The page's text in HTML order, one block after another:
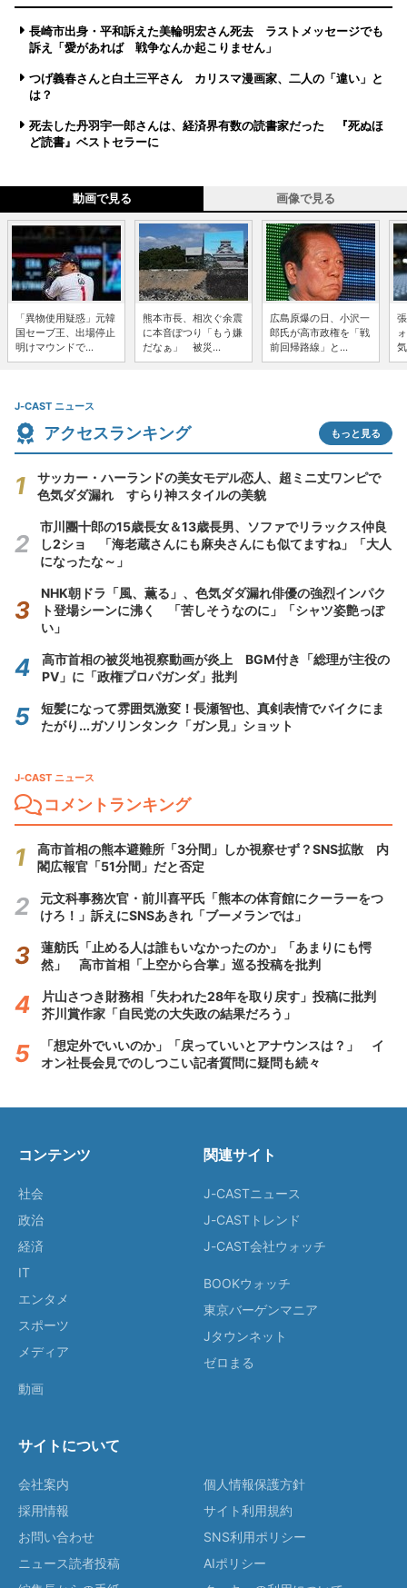
長崎市出身・平和訴えた美輪明宏さん死去 ラストメッセージでも
訴え「愛があれば 戦争なんか起こりません」
つげ義春さんと白土三平さん カリスマ漫画家、二人の「違い」と
は？
死去した丹羽宇一郎さんは、経済界有数の読書家だった 『死ぬほ
ど読書』ベストセラーに
動画で見る 画像で見る
「異物使用疑惑」元韓
国セーブ王、出場停止
明けマウンドで...
熊本市長、相次ぐ余震
に本音ぽつり「もう嫌
だなぁ」 被災...
広島原爆の日、小沢一
郎氏が高市政権を「戦
前回帰路線」と...
J-CAST ニュース
アクセスランキング もっと見る
サッカー・ハーランドの美女モデル恋人、超ミニ丈ワンピで
色気ダダ漏れ すらり神スタイルの美貌
市川團十郎の15歳長女＆13歳長男、ソファでリラックス仲良
し2ショ 「海老蔵さんにも麻央さんにも似てますね」「大人
になったな～」
NHK朝ドラ「風、薫る」、色気ダダ漏れ俳優の強烈インパク
ト登場シーンに沸く 「苦しそうなのに」「シャツ姿艶っぽ
い」
高市首相の被災地視察動画が炎上 BGM付き「総理が主役の
PV」に「政権プロパガンダ」批判
短髪になって雰囲気激変！長瀬智也、真剣表情でバイクにま
たがり...ガソリンタンク「ガン見」ショット
J-CAST ニュース
コメントランキング
高市首相の熊本避難所「3分間」しか視察せず？SNS拡散 内
閣広報官「51分間」だと否定
元文科事務次官・前川喜平氏「熊本の体育館にクーラーをつ
けろ！」訴えにSNSあきれ「ブーメランでは」
蓮舫氏「止める人は誰もいなかったのか」「あまりにも愕
然」 高市首相「上空から合掌」巡る投稿を批判
片山さつき財務相「失われた28年を取り戻す」投稿に批判
芥川賞作家「自民党の大失政の結果だろう」
「想定外でいいのか」「戻っていいとアナウンスは？」 イ
オン社長会見でのしつこい記者質問に疑問も続々
コンテンツ
社会
政治
経済
IT
エンタメ
スポーツ
メディア
動画
関連サイト
J-CASTニュース
J-CASTトレンド
J-CAST会社ウォッチ
BOOKウォッチ
東京バーゲンマニア
Jタウンネット
ゼロまる
サイトについて
会社案内
採用情報
お問い合わせ
ニュース読者投稿
個人情報保護方針
サイト利用規約
SNS利用ポリシー
AIポリシー